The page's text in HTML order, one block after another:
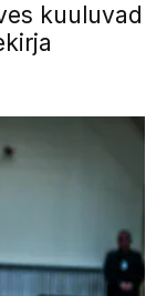
kuuluvad